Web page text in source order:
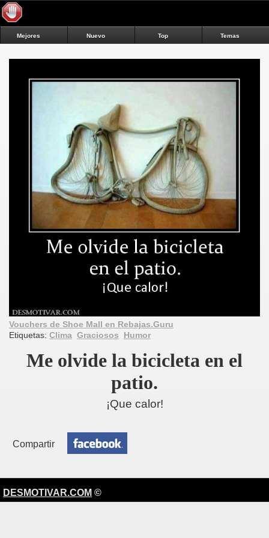
Mejores Nuevo Top Temas
Vouchers de Shoe Mall en Rebajas.Guru
Etiquetas: Clima Graciosos Humor
Me olvide la bicicleta en el
patio.
¡Que calor!
Compartir
DESMOTIVAR.COM ©